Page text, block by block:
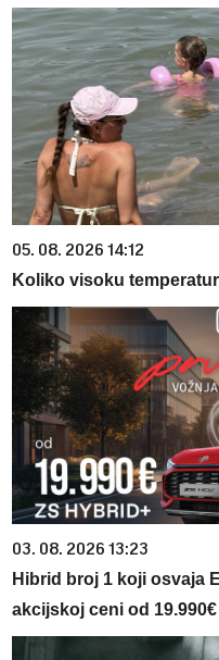
05. 08. 2026 14:12
Koliko visoku
03. 08. 2026 13:23
Hibrid broj 1 koji osvaja
akcijskoj ceni od 19.990€